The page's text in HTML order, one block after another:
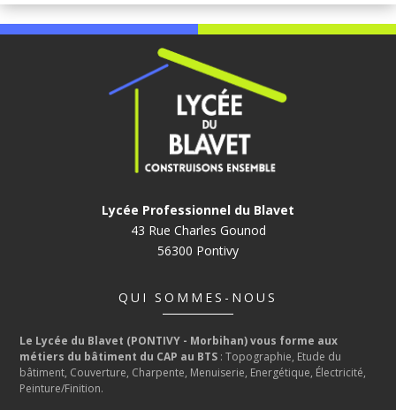
Lycée Professionnel du Blavet
43 Rue Charles Gounod
56300 Pontivy
QUI SOMMES-NOUS
Le Lycée du Blavet (PONTIVY - Morbihan) vous forme aux
métiers du bâtiment du CAP au BTS : Topographie, Etude du
bâtiment, Couverture, Charpente, Menuiserie, Energétique, Électricité,
Peinture/Finition.